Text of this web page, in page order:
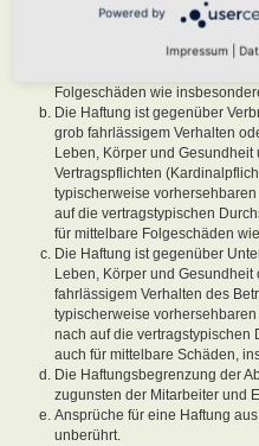
Der Betreiber haftet mit
und Gesundheit und der
(Kardinalpflichten) nur für
Folgeschäden wie
Die Haftung ist gegenüber
grob fahrlässigem Verhalten
Leben, Körper und
Vertragspflichten
typischerweise
auf die vertragstypischen
für mittelbare Folgeschäden
Die Haftung ist gegenüber
Leben, Körper und
fahrlässigem Verhalten des
typischerweise
nach auf die vertragstypischen
auch für mittelbare Schäden,
Die Haftungsbegrenzung der
zugunsten der Mitarbeiter und
Ansprüche für eine Haftung
unberührt.
Powered by
Impressum